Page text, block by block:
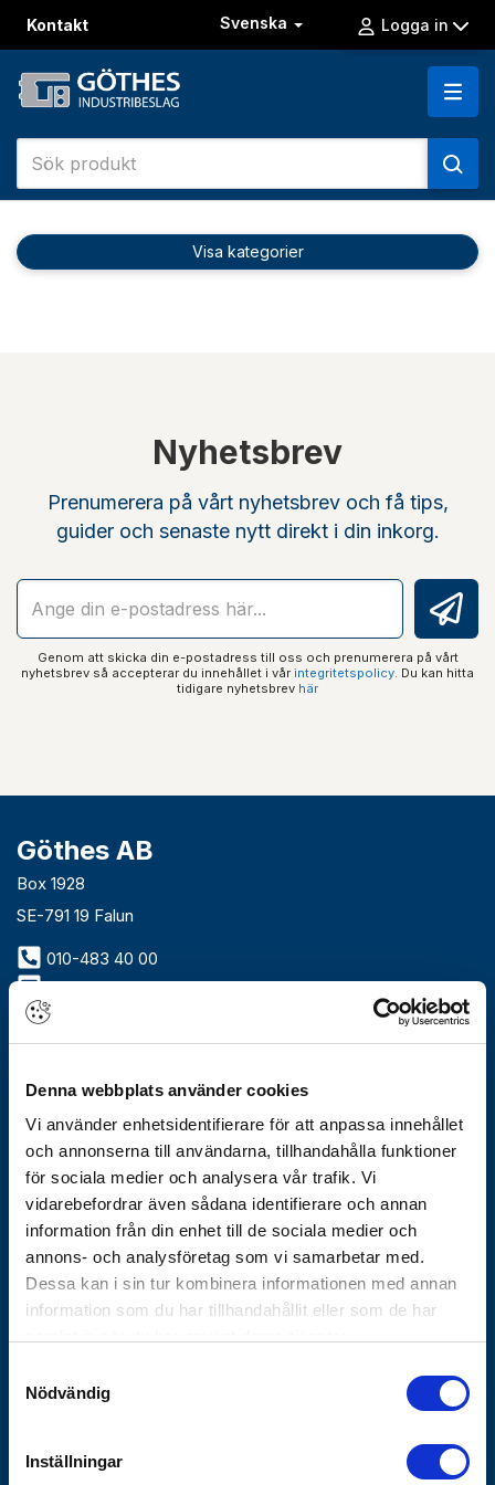
Denna webbplats använder cookies
Vi använder enhetsidentifierare för att anpassa innehållet
och annonserna till användarna, tillhandahålla funktioner
för sociala medier och analysera vår trafik. Vi
vidarebefordrar även sådana identifierare och annan
information från din enhet till de sociala medier och
annons- och analysföretag som vi samarbetar med.
Dessa kan i sin tur kombinera informationen med annan
information som du har tillhandahållit eller som de har
Nödvändig
Inställningar
Kontakt Svenska Logga in
Visa kategorier
Nyhetsbrev
Prenumerera på vårt nyhetsbrev och få tips,
guider och senaste nytt direkt i din inkorg.
Genom att skicka din e-postadress till oss och prenumerera på vårt
nyhetsbrev så accepterar du innehållet i vår integritetspolicy. Du kan hitta
tidigare nyhetsbrev här
Göthes AB
Box 1928
SE-791 19 Falun
010-483 40 00
info@gothes.se
Vårt erbjudande
Historik
Nyhetsbrev
Varför Göthes
Våra varumärken
Koncernbolag
Försäljnings- och leveransvillkor